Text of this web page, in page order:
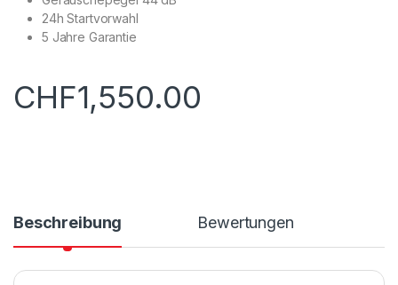
24h Startvorwahl
5 Jahre Garantie
CHF1,550.00
Beschreibung Bewertungen